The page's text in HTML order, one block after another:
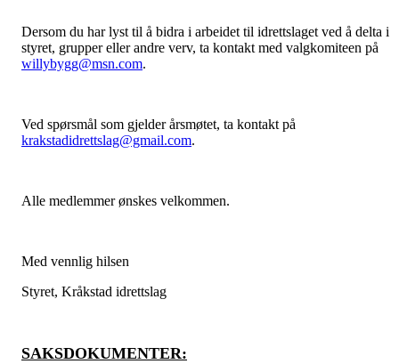
Dersom du har lyst til å bidra i arbeidet til idrettslaget ved å delta i
styret, grupper eller andre verv, ta kontakt med valgkomiteen på
willybygg@msn.com.
Ved spørsmål som gjelder årsmøtet, ta kontakt på
krakstadidrettslag@gmail.com.
Alle medlemmer ønskes velkommen.
Med vennlig hilsen
Styret, Kråkstad idrettslag
SAKSDOKUMENTER: